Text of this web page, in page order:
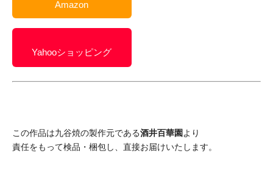
Amazon
Yahooショッピング
この作品は九谷焼の製作元である酒井百華園より
責任をもって検品・梱包し、直接お届けいたします。